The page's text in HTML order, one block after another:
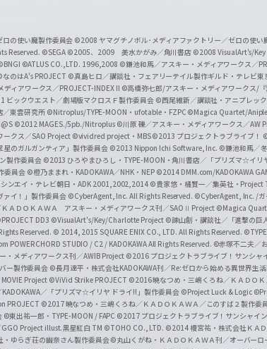
b
e
O
f
f
i
c
i
a
l
C
h
a
n
n
の使い魔製作委員会 ©2008 ヤマグチノボル･メディアファクトリー／ゼロの使い
Reserved. ©SEGA ©2005、2009 美水かがみ／角川書店 ©2008 VisualArt's/Key
©ATLUS CO.,LTD. 1996,2008 ©鎌池和馬／アスキー・メディアワークス／
のはA's PROJECT ©真島ヒロ／講談社・フェアリーテイル製作ギルド・テレビ東
ィアワークス／PROJECT-INDEX II ©高橋弥七郎/アスキー・メディアワークス/
ビックウエスト／劇場版マクロスＦ製作委員会 ©西尾維新／講談社・アニプレッ
／東雲研究所 ©Nitroplus/TYPE-MOON・ufotable・FZPC ©Magica Quartet/
©2012 MAGES./5pb./Nitroplus ©川原 礫／アスキー・メディアワークス／AW
ークス／SAO Project ©vividred project・MBS ©2013 プロジェクトラブライブ！
のガルガンティア」製作委員会 ©2013 Nippon Ichi Software, Inc. ©鎌池和馬／
製作委員会 ©2013 ひろやまひろし・TYPE-MOON・角川書店／「プリズマ☆イリ
委員会 ©橙乃ままれ・KADOKAWA／NHK・NEP ©2014 DMM.com/KADOKAWA
ンエイ・テレビ朝日・ADK 2001,2002,2014 ©貴家悠・橘賢一／集英社・Project
ァイ！」製作委員会 ©CyberAgent, Inc. All Rights Reserved. ©CyberAgent, Inc. /ガ
ＡＤＯＫＡＷＡ アスキー・メディアワークス刊／SAOⅡ Project ©Magica
DD3 ©VisualArt's/Key/Charlotte Project ©諫山創・講談社／「進撃の巨
Reserved. © 2014, 2015 SQUARE ENIX CO., LTD. All Rights Reserved.
POWERCHORD STUDIO / C2 / KADOKAWA All Rights Reserved. ©赤塚不二夫／
メディアワークス刊／AWIB Project ©2016 プロジェクトラブライブ！サンシャ
ー製作委員会 ©長月達平・株式会社KADOKAWA刊／Re:ゼロから始める異世界生
Project ©ViVid Strike PROJECT ©2016 暁なつめ・三嶋くろね／ＫＡＤＯ
／「プリズマ☆イリヤ ドライ!!」製作委員会 ©Project Luck & Logic
PROJECT ©2017 暁なつめ・三嶋くろね／ＫＡＤＯＫＡＷＡ／このすば２製作委
©東出祐一郎・TYPE-MOON / FAPC ©2017 プロジェクトラブライブ！サンシャイ
Project illust.黒星紅白 TM ©TOHO CO., LTD. ©2014 榎宮祐・株式会社ＫＡ
ゆらぎ荘の幽奈さん製作委員会©丸山くがね・ＫＡＤＯＫＡＷＡ刊／オーバーロ